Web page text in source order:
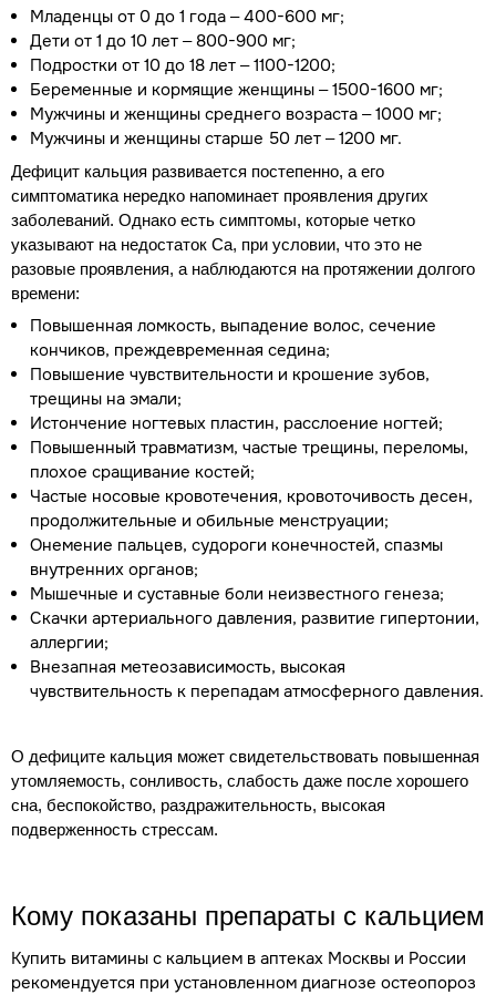
Младенцы от 0 до 1 года – 400-600 мг;
Дети от 1 до 10 лет – 800-900 мг;
Подростки от 10 до 18 лет – 1100-1200;
Беременные и кормящие женщины – 1500-1600 мг;
Мужчины и женщины среднего возраста – 1000 мг;
Мужчины и женщины старше 50 лет – 1200 мг.
Дефицит кальция развивается постепенно, а его
симптоматика нередко напоминает проявления других
заболеваний. Однако есть симптомы, которые четко
указывают на недостаток Са, при условии, что это не
разовые проявления, а наблюдаются на протяжении долгого
времени:
Повышенная ломкость, выпадение волос, сечение
кончиков, преждевременная седина;
Повышение чувствительности и крошение зубов,
трещины на эмали;
Истончение ногтевых пластин, расслоение ногтей;
Повышенный травматизм, частые трещины, переломы,
плохое сращивание костей;
Частые носовые кровотечения, кровоточивость десен,
продолжительные и обильные менструации;
Онемение пальцев, судороги конечностей, спазмы
внутренних органов;
Мышечные и суставные боли неизвестного генеза;
Скачки артериального давления, развитие гипертонии,
аллергии;
Внезапная метеозависимость, высокая
чувствительность к перепадам атмосферного давления.
О дефиците кальция может свидетельствовать повышенная
утомляемость, сонливость, слабость даже после хорошего
сна, беспокойство, раздражительность, высокая
подверженность стрессам.
Кому показаны препараты с кальцием
Купить витамины с кальцием в аптеках Москвы и России
рекомендуется при установленном диагнозе остеопороз